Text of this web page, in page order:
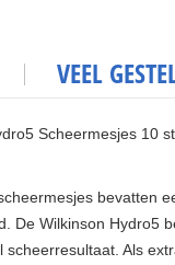
Scheermesjes 10
bevatten
De Wilkinson Hydro5
scheerresultaat. Als
VEEL